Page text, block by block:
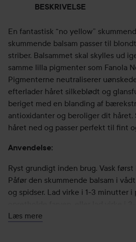
BESKRIVELSE
En fantastisk “no yellow”
skummende balsam passer til
striber. Balsammet skal skylles ud
samme lilla pigmenter som Fanola
Pigmenterne neutraliserer
efterlader håret silkeblødt og
beriget med en blanding af
antioxidanter og beroliger dit
håret ned og passer perfekt til fint
Anvendelse:
Ryst grundigt inden brug. Vask
Påfør den skummende balsam i
og spidser. Lad virke i 1-3 minutter
gyldenblondt hår for effektivt at
Læs mere